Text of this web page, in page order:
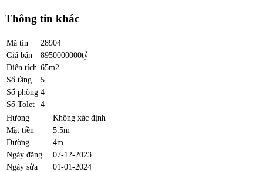
Thông tin khác
Mã tin
28904
Giá bán
8950000000tỷ
Diện tích 65m2
Số tầng
5
Số phòng 4
Số Tolet
4
Hướng
Không xác định
Mặt tiền
5.5m
Đường
4m
Ngày đăng
07-12-2023
Ngày sửa
01-01-2024